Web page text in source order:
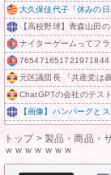
大久保佳代子「休みの
【高校野球】青森山田
ナイターゲームってフ
765471651721971844
元区議団長 「共産党は
ChatGPTの会社のテス
【画像】ハンバーグと
トップ> 製品・商品・
ｗｗｗｗｗｗｗ